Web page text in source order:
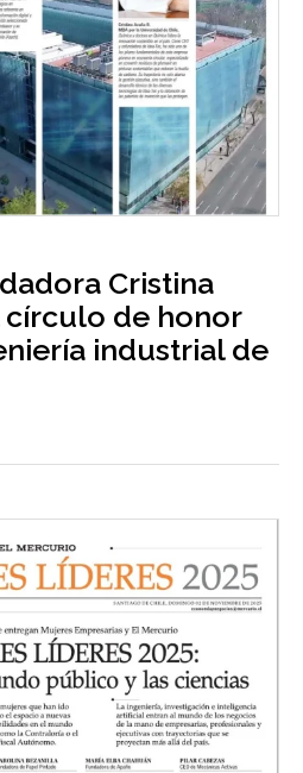
Cristina
círculo de honor
industrial de